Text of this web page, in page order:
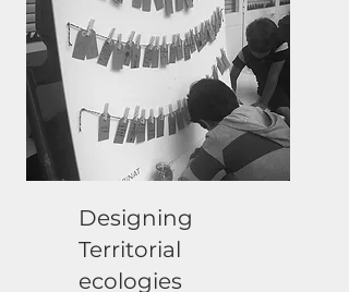
Designing
Territorial
ecologies